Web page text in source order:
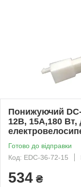
Понижуючий
12В, 15A,180
Готово до відправки
Код: EDC-36-72-15
534 ₴